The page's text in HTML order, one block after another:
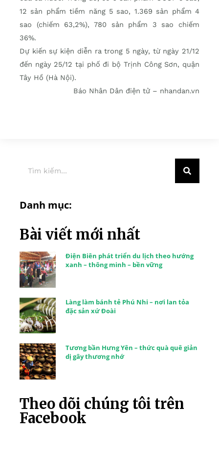
12 sản phẩm tiềm năng 5 sao, 1.369 sản phẩm 4
sao (chiếm 63,2%), 780 sản phẩm 3 sao chiếm
36%.
Dự kiến sự kiện diễn ra trong 5 ngày, từ ngày 21/12
đến ngày 25/12 tại phố đi bộ Trịnh Công Sơn, quận
Tây Hồ (Hà Nội).
Báo Nhân Dân điện tử – nhandan.vn
Danh mục:
Bài viết mới nhất
Điện Biên phát triển du lịch theo hướng
xanh – thông minh – bền vững
Làng làm bánh tẻ Phú Nhi – nơi lan tỏa
đặc sản xứ Đoài
Tương bần Hưng Yên – thức quà quê giản
dị gây thương nhớ
Theo dõi chúng tôi trên
Facebook